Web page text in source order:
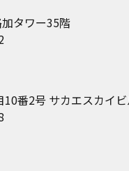
タワー35階
10番2号 サカエスカイ